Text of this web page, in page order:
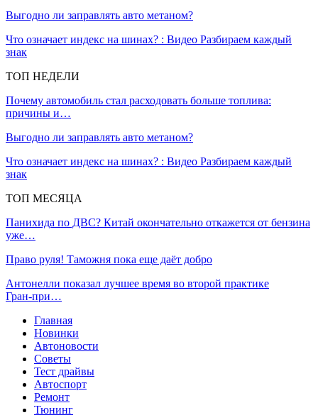
Выгодно ли заправлять авто метаном?
Что означает индекс на шинах? : Видео Разбираем каждый
знак
ТОП НЕДЕЛИ
Почему автомобиль стал расходовать больше топлива:
причины и…
Выгодно ли заправлять авто метаном?
Что означает индекс на шинах? : Видео Разбираем каждый
знак
ТОП МЕСЯЦА
Панихида по ДВС? Китай окончательно откажется от бензина
уже…
Право руля! Таможня пока еще даёт добро
Антонелли показал лучшее время во второй практике
Гран‑при…
Главная
Новинки
Автоновости
Советы
Тест драйвы
Автоспорт
Ремонт
Тюнинг